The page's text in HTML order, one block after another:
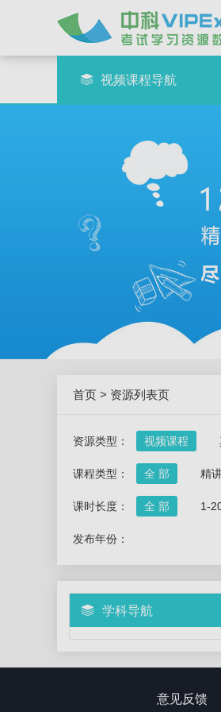
视频课程导航
首页 > 资源列表页
资源类型： 视频课程
课程类型： 全 部 精
课时长度： 全 部 1-
发布年份：
学科导航
意见反馈